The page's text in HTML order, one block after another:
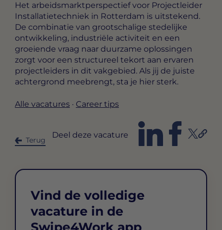
Het arbeidsmarktperspectief voor Projectleider
Installatietechniek in Rotterdam is uitstekend.
De combinatie van grootschalige stedelijke
ontwikkeling, industriële activiteit en een
groeiende vraag naar duurzame oplossingen
zorgt voor een structureel tekort aan ervaren
projectleiders in dit vakgebied. Als jij de juiste
achtergrond meebrengt, sta je hier sterk.
Alle vacatures · Career tips
Terug
Deel deze vacature
Vind de volledige
vacature in de